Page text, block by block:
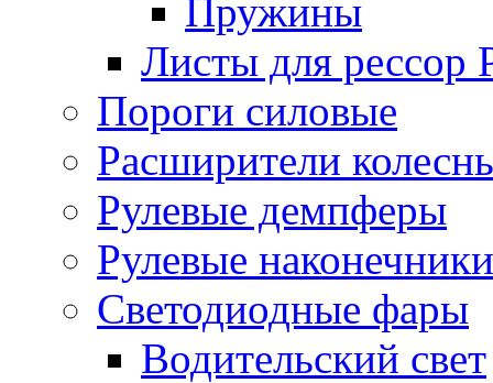
Пружины
Листы для
Пороги силовые
Расширители
Рулевые демпферы
Рулевые наконечники
Светодиодные фары
Водительский свет